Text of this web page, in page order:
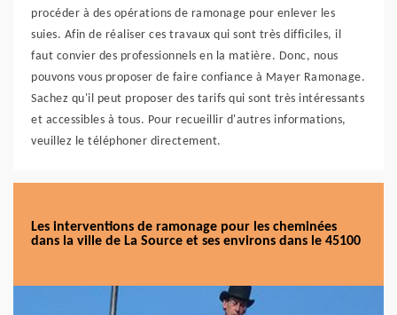
procéder à des opérations de ramonage pour enlever les
suies. Afin de réaliser ces travaux qui sont très difficiles, il
faut convier des professionnels en la matière. Donc, nous
pouvons vous proposer de faire confiance à Mayer Ramonage.
Sachez qu'il peut proposer des tarifs qui sont très intéressants
et accessibles à tous. Pour recueillir d'autres informations,
veuillez le téléphoner directement.
Les interventions de ramonage pour les cheminées
dans la ville de La Source et ses environs dans le 45100